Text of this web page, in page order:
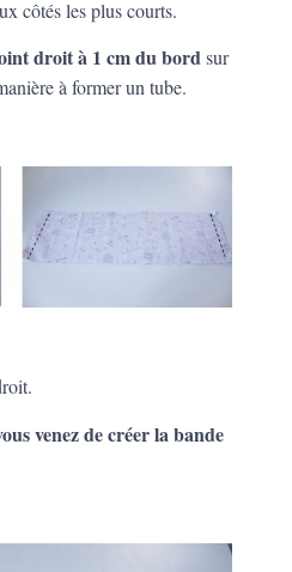
côtés les plus courts.
droit à 1 cm du bordsur
à former un tube.
venez de créer la bande